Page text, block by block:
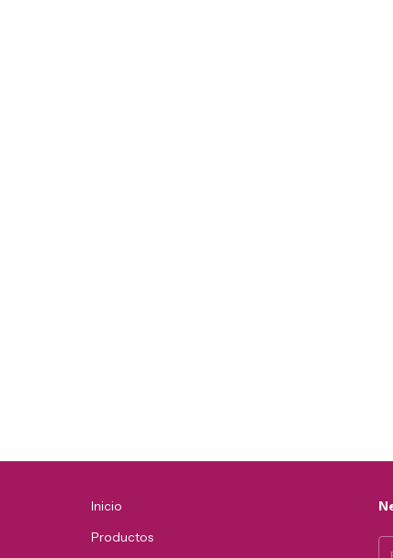
Inicio
Productos